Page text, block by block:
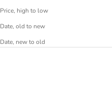
Price, high to low
Date, old to new
Date, new to old